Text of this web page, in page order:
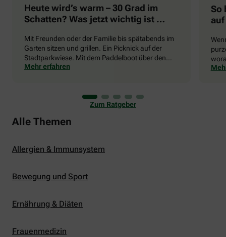
Heute wird’s warm – 30 Grad im
Schatten? Was jetzt wichtig ist …
Mit Freunden oder der Familie bis spätabends im
Garten sitzen und grillen. Ein Picknick auf der
Stadtparkwiese. Mit dem Paddelboot über den
See gleiten oder eine Radtour durch die blühende
er uns auch ganz schön zu schaffen. Wenn die
Temperaturen tagsüber auf mehr als 30 Grad
klettern und uns warme Tropennächte den Schlaf
rauben, sehnen wir uns oft nach einem
Mehr erfahren
So
die
Zum Ratgeber
Alle Themen
Allergien & Immunsystem
Bewegung und Sport
Ernährung & Diäten
Frauenmedizin